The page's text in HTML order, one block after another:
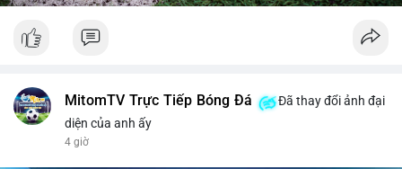
MitomTV Trực Tiếp Bóng Đá
Đã thay đổi ảnh đại
diện của anh ấy
4 giờ